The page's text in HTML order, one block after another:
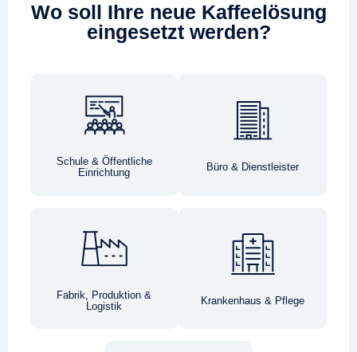
Wo soll Ihre neue Kaffeelösung
eingesetzt werden?
Schule & Öffentliche
Einrichtung
Büro & Dienstleister
Fabrik, Produktion &
Logistik
Krankenhaus & Pflege